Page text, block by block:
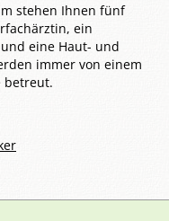
stehen Ihnen fünf
ein
eine Haut- und
immer von einem
betreut.